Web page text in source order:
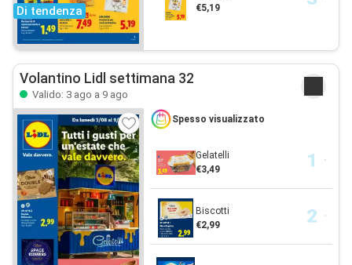
Di tendenza
€5,19
Volantino Lidl settimana 32
Valido: 3 ago a 9 ago
Spesso visualizzato
Gelatelli
€3,49
Biscotti
€2,99